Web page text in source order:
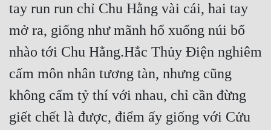
Trùng Sinh
Trọng Sinh
Tu Chân
Tu Tiên
tay run run chỉ Chu Hằng vài cái, hai tay
mở ra, giống như mãnh hổ xuống núi bổ
nhào tới Chu Hằng.Hắc Thủy Điện nghiêm
cấm môn nhân tương tàn, nhưng cũng
không cấm tỷ thí với nhau, chỉ cần đừng
giết chết là được, điểm ấy giống với Cửu